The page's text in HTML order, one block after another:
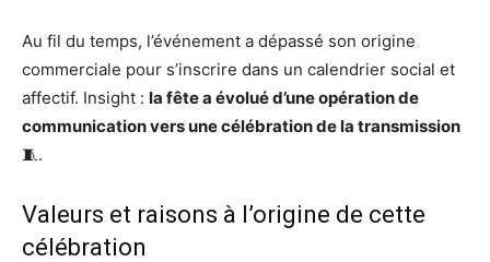
Au fil du temps, l’événement a dépassé son origine
commerciale pour s’inscrire dans un calendrier social et
affectif. Insight : la fête a évolué d’une opération de
communication vers une célébration de la transmission
🧵.
Valeurs et raisons à l’origine de cette
célébration